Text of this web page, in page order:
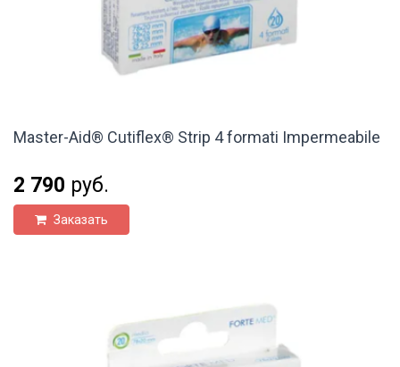
Master-Aid® Cutiflex® Strip 4 formati Impermeabile
2 790 руб.
Заказать